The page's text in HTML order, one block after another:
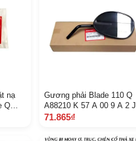
nạ
Q
Gương phải Blade 110 Q
A88210 K 57 A 00 9 A 2 J
71.865₫